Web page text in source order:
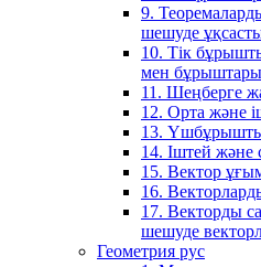
9.
шешуде
10. Тік
мен бұрыштары
11. Шеңберге
12. Орта және
13.
14. Іштей және
15. Вектор
16.
17. Векторды
шешуде
Геометрия рус